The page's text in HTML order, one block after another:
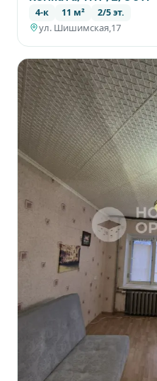
4-к 11 м² 2/5 эт.
ул. Шишимская,17